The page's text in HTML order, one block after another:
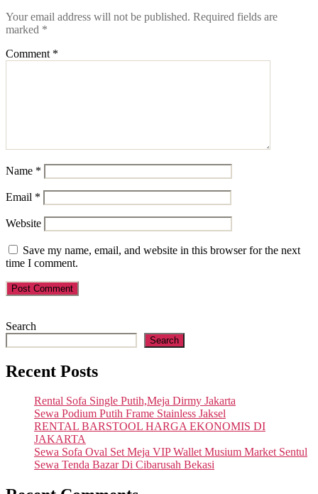
Your email address will not be published. Required fields are
marked *
Comment *
Name *
Email *
Website
Save my name, email, and website in this browser for the next
time I comment.
Search
Search
Recent Posts
Rental Sofa Single Putih,Meja Dirmy Jakarta
Sewa Podium Putih Frame Stainless Jaksel
RENTAL BARSTOOL HARGA EKONOMIS DI
JAKARTA
Sewa Sofa Oval Set Meja VIP Wallet Musium Market Sentul
Sewa Tenda Bazar Di Cibarusah Bekasi